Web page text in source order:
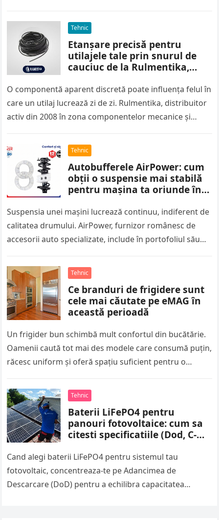
Tehnic
Etanșare precisă pentru
utilajele tale prin snurul de
cauciuc de la Rulmentika,
O componentă aparent discretă poate influența felul în
care un utilaj lucrează zi de zi. Rulmentika, distribuitor
activ din 2008 în zona componentelor mecanice și
Tehnic
Autobufferele AirPower: cum
obții o suspensie mai stabilă
pentru mașina ta oriunde în
Suspensia unei mașini lucrează continuu, indiferent de
calitatea drumului. AirPower, furnizor românesc de
accesorii auto specializate, include în portofoliul său
absoarbă…
Tehnic
Ce branduri de frigidere sunt
cele mai căutate pe eMAG în
această perioadă
Un frigider bun schimbă mult confortul din bucătărie.
Oamenii caută tot mai des modele care consumă puțin,
răcesc uniform și oferă spațiu suficient pentru o
Tehnic
Baterii LiFePO4 pentru
panouri fotovoltaice: cum sa
citesti specificatiile (Dod, C-
Cand alegi baterii LiFePO4 pentru sistemul tau
fotovoltaic, concentreaza-te pe Adancimea de
Descarcare (DoD) pentru a echilibra capacitatea